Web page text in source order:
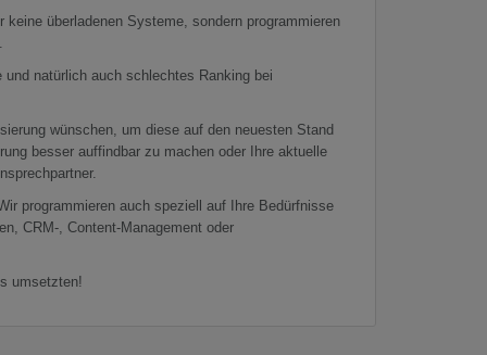
überladenen Systeme, sondern programmieren
natürlich auch schlechtes Ranking bei
wünschen, um diese auf den neuesten Stand
besser auffindbar zu machen oder Ihre aktuelle
programmieren auch speziell auf Ihre Bedürfnisse
CRM-, Content-Management oder
umsetzten!